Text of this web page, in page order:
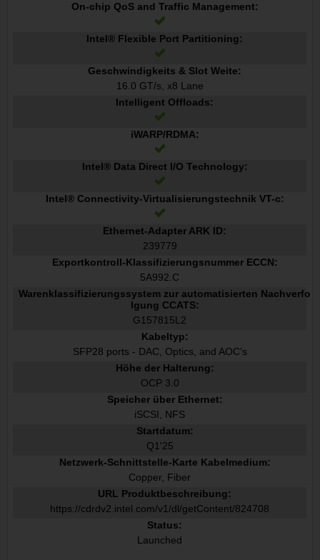
On-chip QoS and Traffic Management:
Intel® Flexible Port Partitioning:
Geschwindigkeits & Slot Weite:
16.0 GT/s, x8 Lane
Intelligent Offloads:
iWARP/RDMA:
Intel® Data Direct I/O Technology:
Intel® Connectivity-Virtualisierungstechnik VT-c:
Ethernet-Adapter ARK ID:
239779
Exportkontroll-Klassifizierungsnummer ECCN:
5A992.C
Warenklassifizierungssystem zur automatisierten Nachverfo
lgung CCATS:
G157815L2
Kabeltyp:
SFP28 ports - DAC, Optics, and AOC's
Höhe der Halterung:
OCP 3.0
Speicher über Ethernet:
iSCSI, NFS
Startdatum:
Q1'25
Netzwerk-Schnittstelle-Karte Kabelmedium:
Copper, Fiber
URL Produktbeschreibung:
https://cdrdv2.intel.com/v1/dl/getContent/824708
Status:
Launched